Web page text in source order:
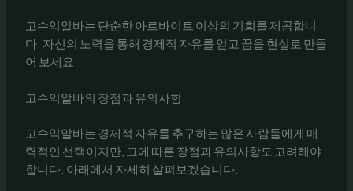
고수익알바는 단순한 아르바이트 이상의 기회를 제공합니
다. 자신의 노력을 통해 경제적 자유를 얻고 꿈을 현실로 만들
어 보세요.
고수익알바의 장점과 유의사항
고수익알바는 경제적 자유를 추구하는 많은 사람들에게 매
력적인 선택이지만, 그에 따른 장점과 유의사항도 고려해야
합니다. 아래에서 자세히 살펴보겠습니다.